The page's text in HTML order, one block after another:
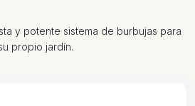
y potente sistema de burbujas para
propio jardín.